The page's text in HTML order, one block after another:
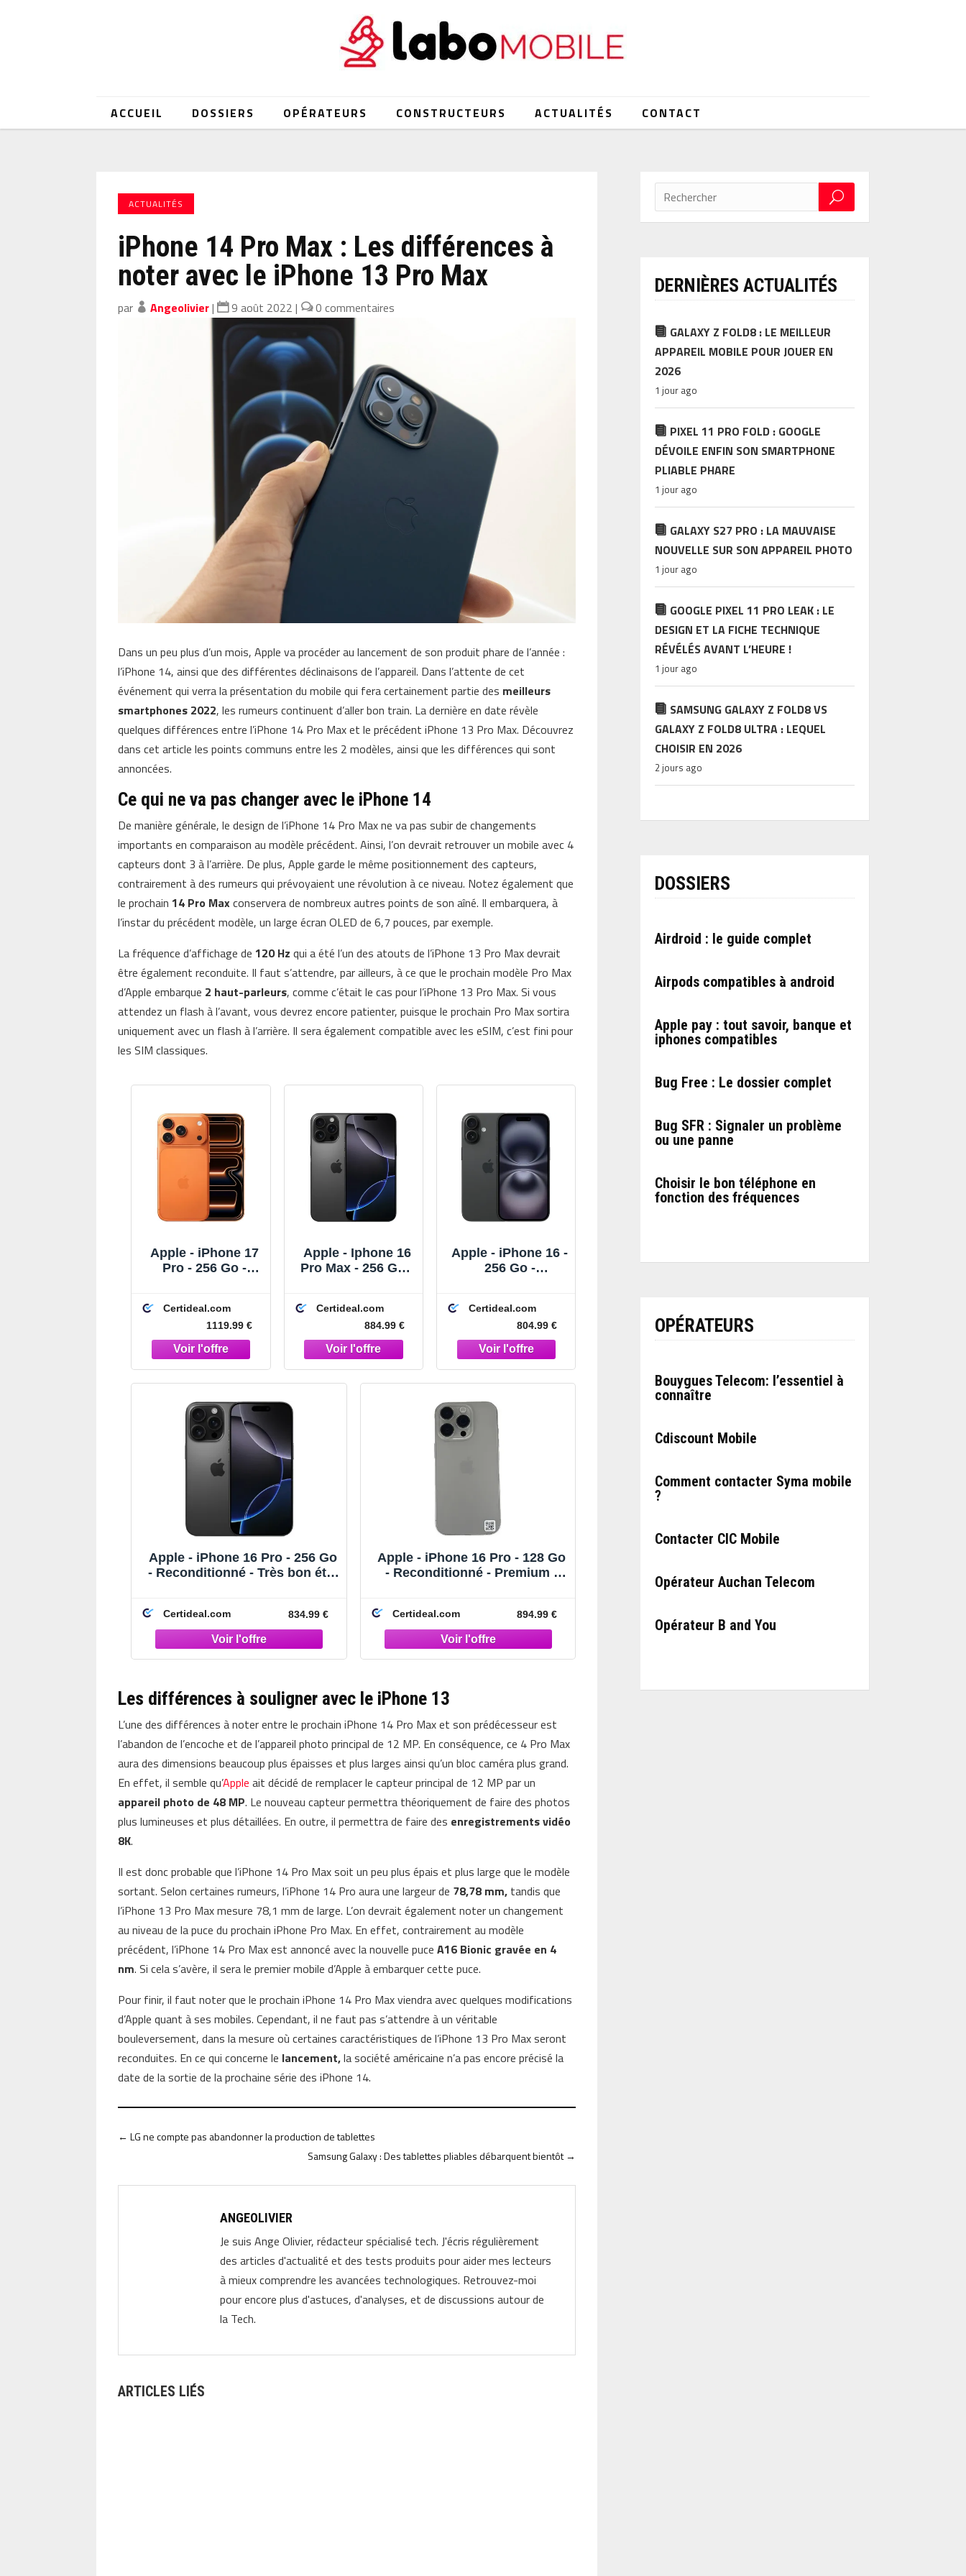
ACCUEIL DOSSIERS OPÉRATEURS CONSTRUCTEURS ACTUALITÉS CONTACT
ACTUALITÉS
iPhone 14 Pro Max : Les différences à
noter avec le iPhone 13 Pro Max
par Angeolivier| 9 août 2022 | 0 commentaires
Dans un peu plus d’un mois, Apple va procéder au lancement de son produit phare de l’année :
l’iPhone 14, ainsi que des différentes déclinaisons de l’appareil. Dans l’attente de cet
événement qui verra la présentation du mobile qui fera certainement partie des meilleurs
smartphones 2022, les rumeurs continuent d’aller bon train. La dernière en date révèle
quelques différences entre l’iPhone 14 Pro Max et le précédent iPhone 13 Pro Max. Découvrez
dans cet article les points communs entre les 2 modèles, ainsi que les différences qui sont
annoncées.
Ce qui ne va pas changer avec le iPhone 14
De manière générale, le design de l’iPhone 14 Pro Max ne va pas subir de changements
importants en comparaison au modèle précédent. Ainsi, l’on devrait retrouver un mobile avec 4
capteurs dont 3 à l’arrière. De plus, Apple garde le même positionnement des capteurs,
contrairement à des rumeurs qui prévoyaient une révolution à ce niveau. Notez également que
le prochain 14 Pro Maxconservera de nombreux autres points de son aîné. Il embarquera, à
l’instar du précédent modèle, un large écran OLED de 6,7 pouces, par exemple.
La fréquence d’affichage de 120 Hz qui a été l’un des atouts de l’iPhone 13 Pro Max devrait
être également reconduite. Il faut s’attendre, par ailleurs, à ce que le prochain modèle Pro Max
d’Apple embarque 2 haut-parleurs, comme c’était le cas pour l’iPhone 13 Pro Max. Si vous
attendez un flash à l’avant, vous devrez encore patienter, puisque le prochain Pro Max sortira
uniquement avec un flash à l’arrière. Il sera également compatible avec les eSIM, c’est fini pour
les SIM classiques.
Apple - iPhone 17
Pro - 256 Go -
cosmique
Certideal.com
1119.99 €
Apple - Iphone 16
Pro Max - 256 Go -
Noir
Certideal.com
884.99 €
Apple - iPhone 16 -
256 Go -
Certideal.com
804.99 €
Apple - iPhone 16 Pro - 256 Go
- Reconditionné - Très bon état
Certideal.com 834.99 €
Apple - iPhone 16 Pro - 128 Go
- Reconditionné - Premium -
Certideal.com 894.99 €
Les différences à souligner avec le iPhone 13
L’une des différences à noter entre le prochain iPhone 14 Pro Max et son prédécesseur est
l’abandon de l’encoche et de l’appareil photo principal de 12 MP. En conséquence, ce 4 Pro Max
aura des dimensions beaucoup plus épaisses et plus larges ainsi qu’un bloc caméra plus grand.
En effet, il semble qu’Apple ait décidé de remplacer le capteur principal de 12 MP par un
appareil photo de 48 MP. Le nouveau capteur permettra théoriquement de faire des photos
plus lumineuses et plus détaillées. En outre, il permettra de faire des enregistrements vidéo
8K.
Il est donc probable que l’iPhone 14 Pro Max soit un peu plus épais et plus large que le modèle
sortant. Selon certaines rumeurs, l’iPhone 14 Pro aura une largeur de 78,78 mm, tandis que
l’iPhone 13 Pro Max mesure 78,1 mm de large. L’on devrait également noter un changement
au niveau de la puce du prochain iPhone Pro Max. En effet, contrairement au modèle
précédent, l’iPhone 14 Pro Max est annoncé avec la nouvelle puceA16 Bionic gravée en 4
nm. Si cela s’avère, il sera le premier mobile d’Apple à embarquer cette puce.
Pour finir, il faut noter que le prochain iPhone 14 Pro Max viendra avec quelques modifications
d’Apple quant à ses mobiles. Cependant, il ne faut pas s’attendre à un véritable
bouleversement, dans la mesure où certaines caractéristiques de l’iPhone 13 Pro Max seront
reconduites. En ce qui concerne le lancement,la société américaine n’a pas encore précisé la
date de la sortie de la prochaine série des iPhone 14.
←LG ne compte pas abandonner la production de tablettes
Samsung Galaxy : Des tablettes pliables débarquent bientôt→
ANGEOLIVIER
Je suis Ange Olivier, rédacteur spécialisé tech. J'écris régulièrement
des articles d'actualité et des tests produits pour aider mes lecteurs
à mieux comprendre les avancées technologiques. Retrouvez-moi
pour encore plus d'astuces, d'analyses, et de discussions autour de
la Tech.
ARTICLES LIÉS
DERNIÈRES ACTUALITÉS
GALAXY Z FOLD8 : LE MEILLEUR
APPAREIL MOBILE POUR JOUER EN
2026
1 jour ago
PIXEL 11 PRO FOLD : GOOGLE
DÉVOILE ENFIN SON SMARTPHONE
PLIABLE PHARE
1 jour ago
GALAXY S27 PRO : LA MAUVAISE
NOUVELLE SUR SON APPAREIL PHOTO
1 jour ago
GOOGLE PIXEL 11 PRO LEAK : LE
DESIGN ET LA FICHE TECHNIQUE
RÉVÉLÉS AVANT L’HEURE !
1 jour ago
SAMSUNG GALAXY Z FOLD8 VS
GALAXY Z FOLD8 ULTRA : LEQUEL
CHOISIR EN 2026
2 jours ago
DOSSIERS
Airdroid : le guide complet
Airpods compatibles à android
Apple pay : tout savoir, banque et
iphones compatibles
Bug Free : Le dossier complet
Bug SFR : Signaler un problème
ou une panne
Choisir le bon téléphone en
fonction des fréquences
OPÉRATEURS
Bouygues Telecom: l’essentiel à
connaître
Cdiscount Mobile
Comment contacter Syma mobile
?
Contacter CIC Mobile
Opérateur Auchan Telecom
Opérateur B and You